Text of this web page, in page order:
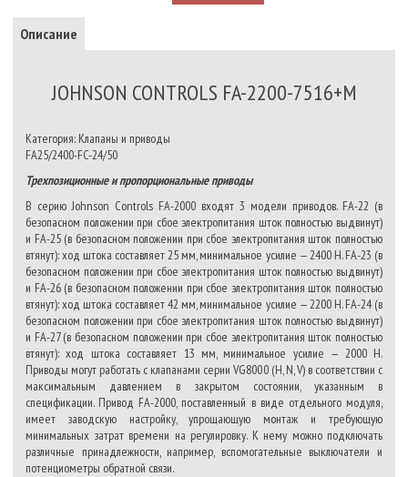
Описание
JOHNSON CONTROLS FA-2200-7516+M
Категория: Клапаны и приводы
FA25/2400-FC-24/50
Трехпозиционные и пропорциональные приводы
В серию Johnson Controls FA-2000 входят 3 модели приводов. FA-22 (в
безопасном положении при сбое электропитания шток полностью выдвинут)
и FA-25 (в безопасном положении при сбое электропитания шток полностью
втянут): ход штока составляет 25 мм, минимальное усилие — 2400 Н. FA-23 (в
безопасном положении при сбое электропитания шток полностью выдвинут)
и FA-26 (в безопасном положении при сбое электропитания шток полностью
втянут): ход штока составляет 42 мм, минимальное усилие — 2200 Н. FA-24 (в
безопасном положении при сбое электропитания шток полностью выдвинут)
и FA-27 (в безопасном положении при сбое электропитания шток полностью
втянут): ход штока составляет 13 мм, минимальное усилие — 2000 Н.
Приводы могут работать с клапанами серии VG8000 (H, N, V) в соответствии с
максимальным давлением в закрытом состоянии, указанным в
спецификации. Привод FA-2000, поставленный в виде отдельного модуля,
имеет заводскую настройку, упрощающую монтаж и требующую
минимальных затрат времени на регулировку. К нему можно подключать
различные принадлежности, например, вспомогательные выключатели и
потенциометры обратной связи.